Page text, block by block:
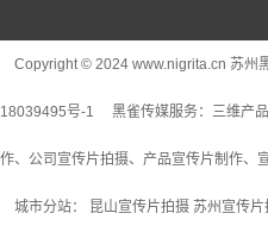
Copyright © 2024 www.nigrita.cn 苏州
18039495号-1 黑雀传媒服务： 三维产
作、公司宣传片拍摄、产品宣传片制作、
城市分站： 昆山宣传片拍摄 苏州宣传片